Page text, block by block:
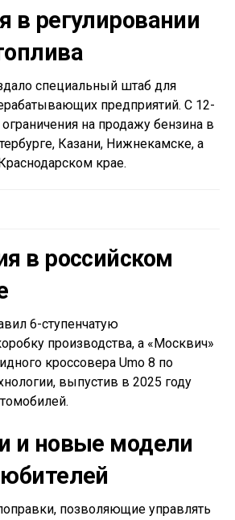
в регулировании
специальный штаб для
предприятий. С 12-
на продажу бензина в
Казани, Нижнекамске, а
крае.
в российском
6-ступенчатую
производства, а «Москвич»
кроссовера Umo 8 по
выпустив в 2025 году
и новые модели
позволяющие управлять